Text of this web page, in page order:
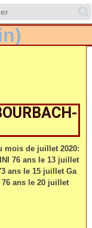
mois de juillet 2020:
76 ans le 13 juillet
ans le 15 juillet Ga
76 ans le 20 juillet